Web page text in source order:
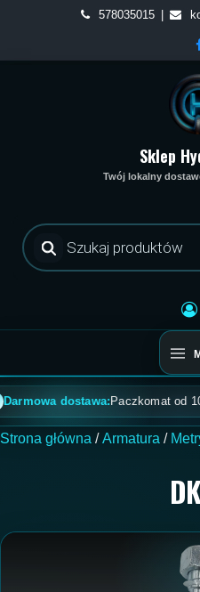
content
578035015
Sklep
Twój lokalny
Wyszukiwarka
produktów
dostawa:Paczkomat od 100 zł,
Strona główna /Armatura /